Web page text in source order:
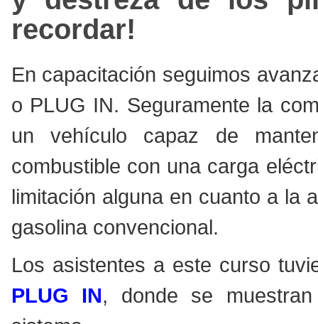
recordar!
En capacitación seguimos
o PLUG IN. Seguramente la
un vehículo capaz de
combustible con una carga
limitación alguna en cuanto a la
gasolina convencional.
Los asistentes a este curso
PLUG IN, donde se